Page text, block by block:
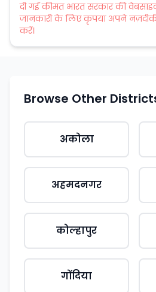
दी गई कीमत भारत सरकार की
जानकारी के लिए कृपया अपने नज़दीकी
करें।
Browse Other
अकोला
अहमदनगर
कोल्हापुर
गोंदिया